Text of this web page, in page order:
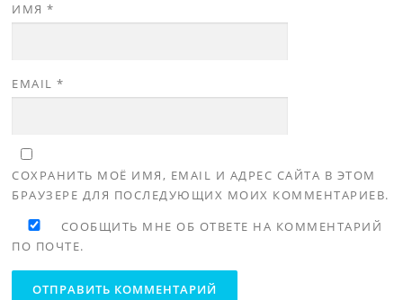
ИМЯ*
EMAIL*
СОХРАНИТЬ МОЁ ИМЯ, EMAIL И АДРЕС САЙТА В ЭТОМ
БРАУЗЕРЕ ДЛЯ ПОСЛЕДУЮЩИХ МОИХ КОММЕНТАРИЕВ.
СООБЩИТЬ МНЕ ОБ ОТВЕТЕ НА КОММЕНТАРИЙ
ПО ПОЧТЕ.